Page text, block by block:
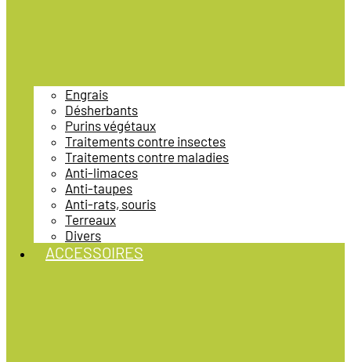
Engrais
Désherbants
Purins végétaux
Traitements contre insectes
Traitements contre maladies
Anti-limaces
Anti-taupes
Anti-rats, souris
Terreaux
Divers
ACCESSOIRES